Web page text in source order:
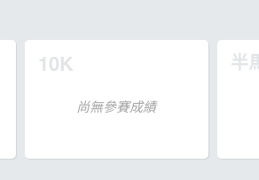
什麼
10K
尚無參賽成績
半